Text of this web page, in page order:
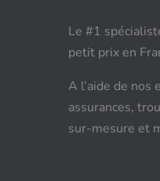
Le #1
petit prix en
A l’aide de nos
assurances,
sur-mesure et